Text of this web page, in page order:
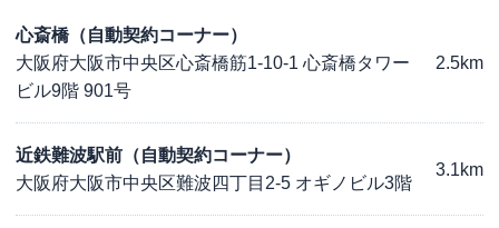
心斎橋（自動契約コーナー）
大阪府大阪市中央区心斎橋筋1-10-1 心斎橋タワー
ビル9階 901号
2.5km
近鉄難波駅前（自動契約コーナー）
大阪府大阪市中央区難波四丁目2-5 オギノビル3階
3.1km